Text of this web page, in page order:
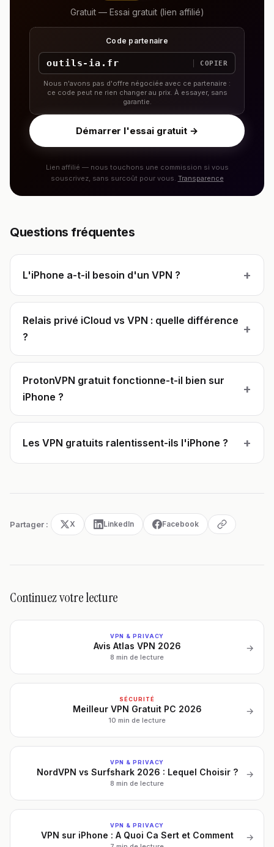
Gratuit — Essai gratuit (lien affilié)
Code partenaire
outils-ia.fr COPIER
Nous n'avons pas d'offre négociée avec ce partenaire :
ce code peut ne rien changer au prix. À essayer, sans
garantie.
Démarrer l'essai gratuit →
Lien affilié — nous touchons une commission si vous
souscrivez, sans surcoût pour vous. Transparence
Questions fréquentes
L'iPhone a-t-il besoin d'un VPN ? +
Relais privé iCloud vs VPN : quelle différence
?
+
ProtonVPN gratuit fonctionne-t-il bien sur
iPhone ?
+
Les VPN gratuits ralentissent-ils l'iPhone ? +
Partager : X LinkedIn Facebook
Continuez votre lecture
VPN & PRIVACY
Avis Atlas VPN 2026
8 min de lecture
→
SÉCURITÉ
Meilleur VPN Gratuit PC 2026
10 min de lecture
→
VPN & PRIVACY
NordVPN vs Surfshark 2026 : Lequel Choisir ?
8 min de lecture
→
VPN & PRIVACY
VPN sur iPhone : A Quoi Ca Sert et Comment →